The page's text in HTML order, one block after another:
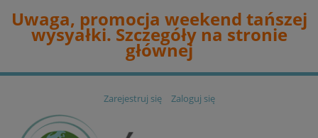
Uwaga, promocja weekend tańszej
wysyałki. Szczegóły na stronie
głównej
Zarejestruj się Zaloguj się